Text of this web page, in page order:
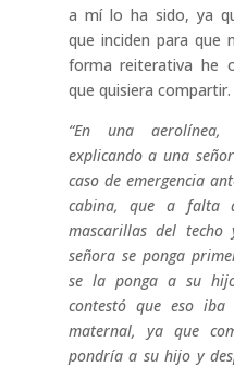
a mí lo ha sido, ya
que inciden para que
forma reiterativa he
que quisiera compartir.
“En una
explicando a una
caso de emergencia
cabina, que a falta
mascarillas del
señora se ponga
se la ponga a su
contestó que eso
maternal, ya que
pondría a su hijo y